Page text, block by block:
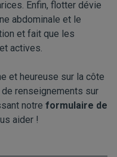
Enfin, flotter dévie
abdominale et le
et fait que les
actives.
et heureuse sur la côte
renseignements sur
notre formulaire de
aider !